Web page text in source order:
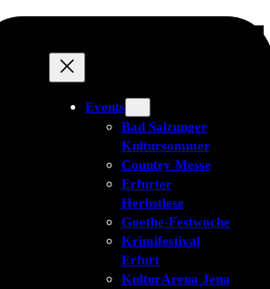
Events
Bad Salzunger
Kultursommer
Country Messe
Erfurter
Herbstlese
Goethe-Festwoche
Krimifestival
Erfurt
KulturArena Jena